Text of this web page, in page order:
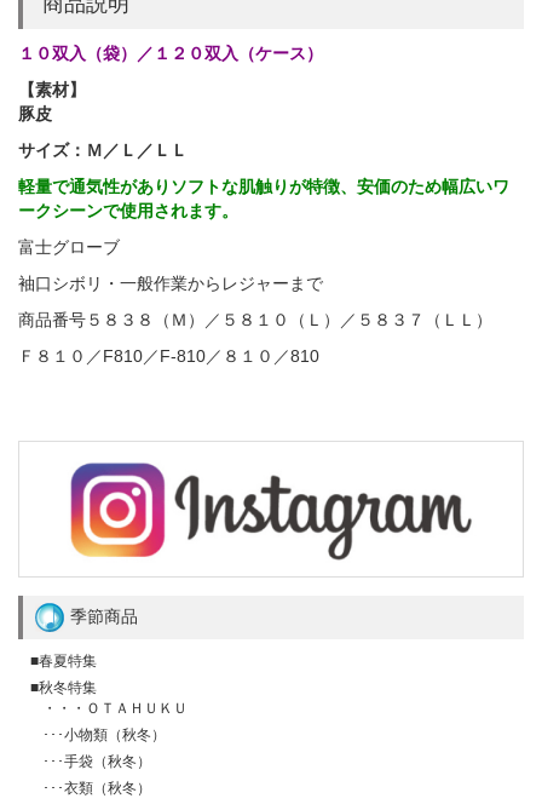
１０双入（袋）／１２０双入（ケース）
【素材】
豚皮
サイズ：Ｍ／Ｌ／ＬＬ
軽量で通気性がありソフトな肌触りが特徴、安価のため幅広いワ
ークシーンで使用されます。
富士グローブ
袖口シボリ・一般作業からレジャーまで
商品番号５８３８（Ｍ）／５８１０（Ｌ）／５８３７（ＬＬ）
Ｆ８１０／F810／F-810／８１０／810
季節商品
■春夏特集
■秋冬特集
・・・ＯＴＡＨＵＫＵ
･･･小物類（秋冬）
･･･手袋（秋冬）
･･･衣類（秋冬）